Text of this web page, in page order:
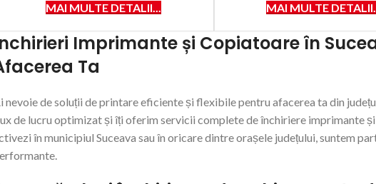
MAI MULTE DETALII... MAI MULTE
Imprimante și Copiatoare în
Ta
nevoie de soluții de printare eficiente și flexibile pentru afacerea ta din
de lucru optimizat și îți oferim servicii complete de închiriere imprimante
în municipiul Suceava sau în oricare dintre orașele județului, suntem